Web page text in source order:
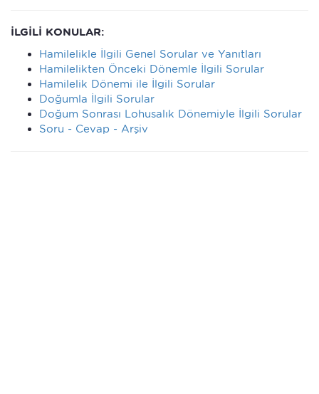
İLGİLİ KONULAR:
Hamilelikle İlgili Genel Sorular ve Yanıtları
Hamilelikten Önceki Dönemle İlgili Sorular
Hamilelik Dönemi ile İlgili Sorular
Doğumla İlgili Sorular
Doğum Sonrası Lohusalık Dönemiyle İlgili Sorular
Soru - Cevap - Arşiv